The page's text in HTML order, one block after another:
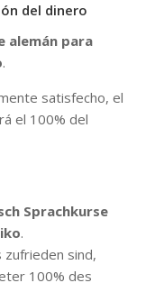
del dinero
alemán para
.
satisfecho, el
el 100% del
Sprachkurse
.
zufrieden sind,
100% des